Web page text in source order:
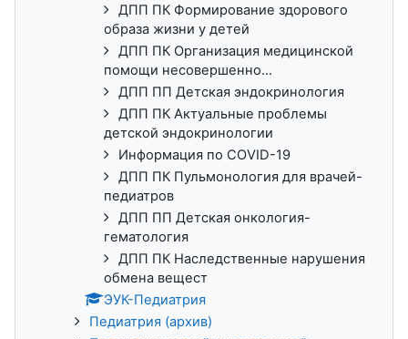
ДПП ПК Формирование здорового
образа жизни у детей
ДПП ПК Организация медицинской
помощи несовершенно...
ДПП ПП Детская эндокринология
ДПП ПК Актуальные проблемы
детской эндокринологии
Информация по COVID-19
ДПП ПК Пульмонология для врачей-
педиатров
ДПП ПП Детская онкология-
гематология
ДПП ПК Наследственные нарушения
обмена вещест
ЭУК-Педиатрия
Педиатрия (архив)